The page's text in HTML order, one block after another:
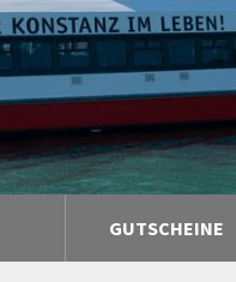
GUTSCHEINE